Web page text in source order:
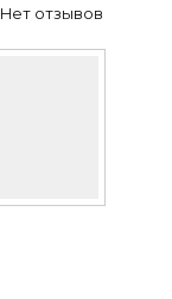
Нет отзывов